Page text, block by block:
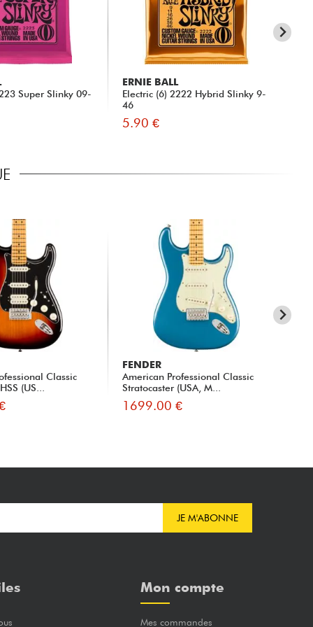
Super Slinky 09-
ERNIE BALL
Electric (6) 2222 Hybrid Slinky 9-
46
5.90 €
Classic
(US...
FENDER
American Professional Classic
Stratocaster (USA, M...
1699.00 €
JE M'ABONNE
Mon compte
Mes commandes